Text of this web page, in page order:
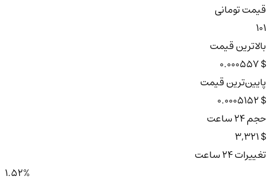
قیمت تومانی
101
بالاترین قیمت
$ 0.000557
پایین‌ترین قیمت
$ 0.0005152
حجم ۲۴ ساعت
$ 3,321
تغییرات ۲۴ ساعت
1.52%